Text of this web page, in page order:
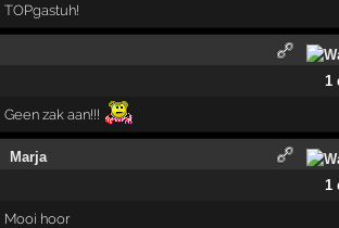
TOPgastuh!
1
Geen zak aan!!!
Marja
1
Mooi hoor